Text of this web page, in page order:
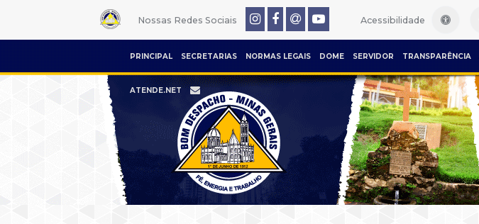
Nossas Redes Sociais Acessibilidade
PRINCIPAL SECRETARIAS NORMAS LEGAIS DOME SERVIDOR TRANSPARÊNCIA
ATENDE.NET